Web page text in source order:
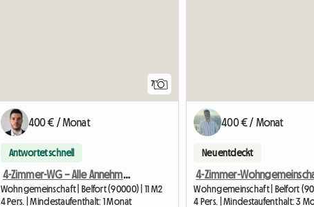
7
400 € / Monat
Antwortet schnell
4-Zimmer-WG – Alle Annehmlichkeiten – Stadtzentrum
Wohngemeinschaft | Belfort (90000) | 11 M2
4 Pers. | Mindestaufenthalt: 1 Monat
400 € / Monat
Neu entdeckt
Wohngemeinschaft | Belfort
4 Pers. | Mindestaufenthalt: 3